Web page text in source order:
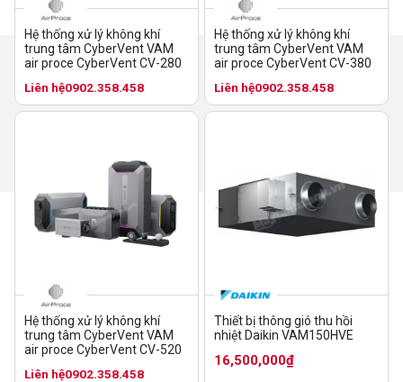
Hệ thống xử lý không khí
trung tâm CyberVent VAM
air proce CyberVent CV-280
Liên hệ0902.358.458
Hệ thống xử lý không khí
trung tâm CyberVent VAM
air proce CyberVent CV-380
Liên hệ0902.358.458
Hệ thống xử lý không khí
trung tâm CyberVent VAM
air proce CyberVent CV-520
Liên hệ0902.358.458
Thiết bị thông gió thu hồi
nhiệt Daikin VAM150HVE
16,500,000₫